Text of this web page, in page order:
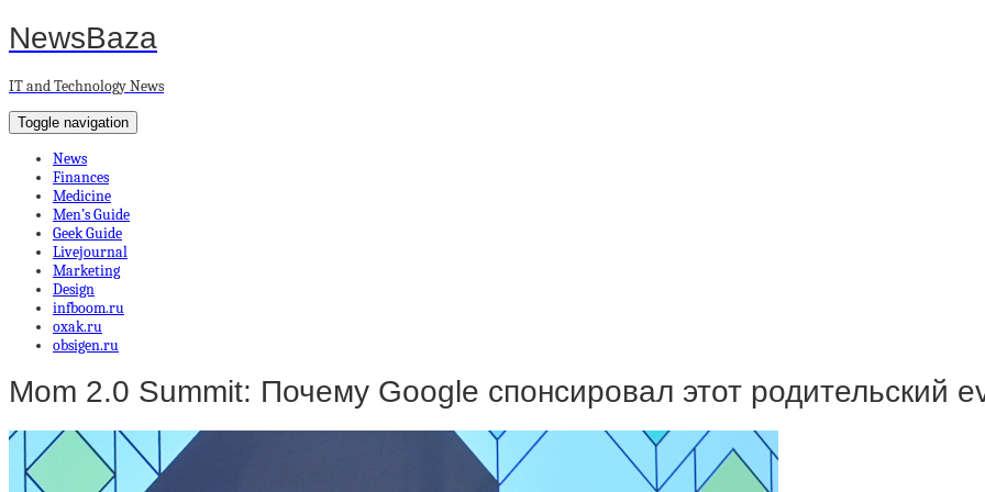
NewsBaza
IT and Technology News
Toggle navigation
News
Finances
Medicine
Men’s Guide
Geek Guide
Livejournal
Marketing
Design
infboom.ru
oxak.ru
obsigen.ru
Mom 2.0 Summit: Почему Google спонсировал этот родительский